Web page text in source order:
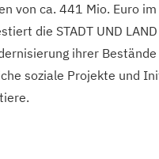
von ca. 441 Mio. Euro im
die STADT UND
ihrer Bestände
soziale Projekte und